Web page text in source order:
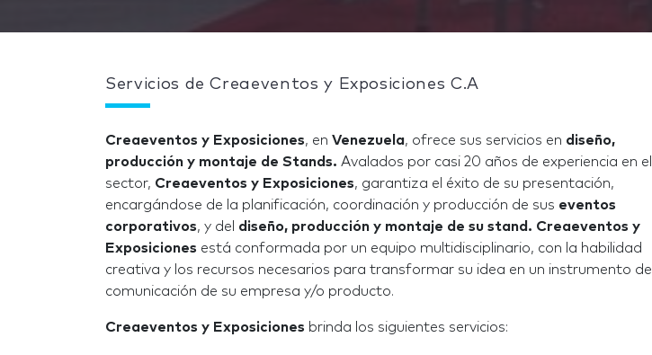
Servicios de Creaeventos y Exposiciones C.A
Creaeventos y Exposiciones, en Venezuela, ofrece sus servicios en diseño,
producción y montaje de Stands. Avalados por casi 20 años de experiencia en el
sector, Creaeventos y Exposiciones, garantiza el éxito de su presentación,
encargándose de la planificación, coordinación y producción de sus eventos
corporativos, y del diseño, producción y montaje de su stand. Creaeventos y
Exposiciones está conformada por un equipo multidisciplinario, con la habilidad
creativa y los recursos necesarios para transformar su idea en un instrumento de
comunicación de su empresa y/o producto.
Creaeventos y Exposiciones brinda los siguientes servicios: